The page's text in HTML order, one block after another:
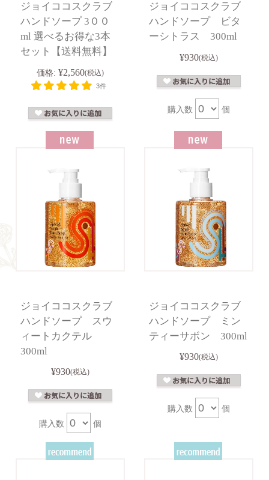
ジョイココスクラブ
ハンドソープ 3００
ml 選べるお得な3本
セット【送料無料】
価格: ¥2,560(税込)
3件
ジョイココスクラブ
ハンドソープ ビタ
ーシトラス 300ml
¥930(税込)
購入数 個
ジョイココスクラブ
ハンドソープ スウ
ィートカクテル
300ml
¥930(税込)
購入数 個
ジョイココスクラブ
ハンドソープ ミン
ティーサボン 300ml
¥930(税込)
購入数 個